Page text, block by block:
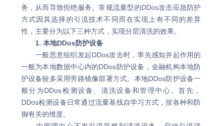
务，从而导致拒绝服务。常规流量型的DDos攻击应急防护
方式因其选择的引流技术不同而在实现上有不同的差异
性，主要分为以下三种方式，实现分层清洗的效果。
1. 本地DDos防护设备
一般恶意组织发起DDos攻击时，率先感知并起作用的
一般为本地数据中心内的DDos防护设备，金融机构本地防
护设备较多采用旁路镜像部署方式。本地DDos防护设备一
般分为DDos检测设备、清洗设备和管理中心。首先，
DDos检测设备日常通过流量基线自学习方式，按各种和防
御有关的维度。